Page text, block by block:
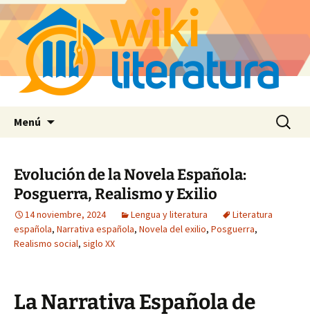
Menú Buscar:
Evolución de la Novela Española:
Posguerra, Realismo y Exilio
14 noviembre, 2024 Lengua y literatura
Literatura
española, Narrativa española, Novela del exilio, Posguerra,
Realismo social, siglo XX
La Narrativa Española de